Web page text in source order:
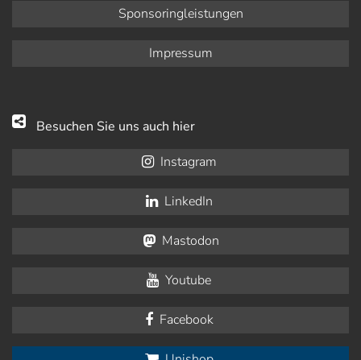
Sponsoringleistungen
Impressum
Besuchen Sie uns auch hier
Instagram
LinkedIn
Mastodon
Youtube
Facebook